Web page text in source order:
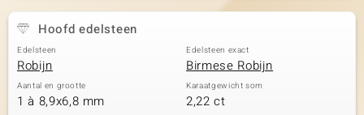
Hoofd edelsteen
Edelsteen
Robijn
Edelsteen exact
Birmese Robijn
Aantal en grootte
1 à 8,9x6,8 mm
Karaatgewicht som
2,22 ct